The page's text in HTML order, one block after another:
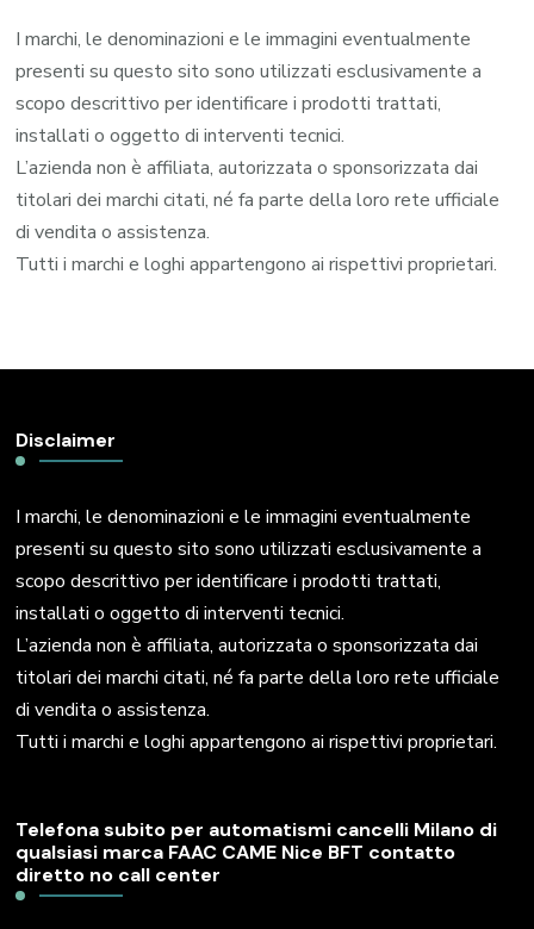
I marchi, le denominazioni e le immagini eventualmente
presenti su questo sito sono utilizzati esclusivamente a
scopo descrittivo per identificare i prodotti trattati,
installati o oggetto di interventi tecnici.
L’azienda non è affiliata, autorizzata o sponsorizzata dai
titolari dei marchi citati, né fa parte della loro rete ufficiale
di vendita o assistenza.
Tutti i marchi e loghi appartengono ai rispettivi proprietari.
Disclaimer
I marchi, le denominazioni e le immagini eventualmente
presenti su questo sito sono utilizzati esclusivamente a
scopo descrittivo per identificare i prodotti trattati,
installati o oggetto di interventi tecnici.
L’azienda non è affiliata, autorizzata o sponsorizzata dai
titolari dei marchi citati, né fa parte della loro rete ufficiale
di vendita o assistenza.
Tutti i marchi e loghi appartengono ai rispettivi proprietari.
Telefona subito per automatismi cancelli Milano di
qualsiasi marca FAAC CAME Nice BFT contatto
diretto no call center